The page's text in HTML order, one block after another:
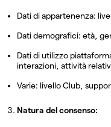
Dati di appartenenza:
Dati demografici: età,
Dati di utilizzo
interazioni, attività
Varie: livello Club,
Natura del consenso: